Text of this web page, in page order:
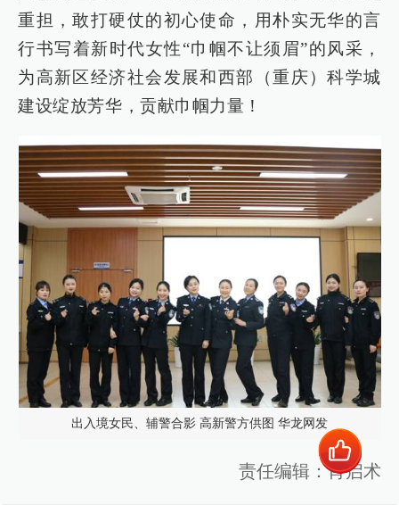
重担，敢打硬仗的初心使命，用朴实无华的言
行书写着新时代女性“巾帼不让须眉”的风采，
为高新区经济社会发展和西部（重庆）科学城
建设绽放芳华，贡献巾帼力量！
出入境女民、辅警合影 高新警方供图 华龙网发
责任编辑：肖启术